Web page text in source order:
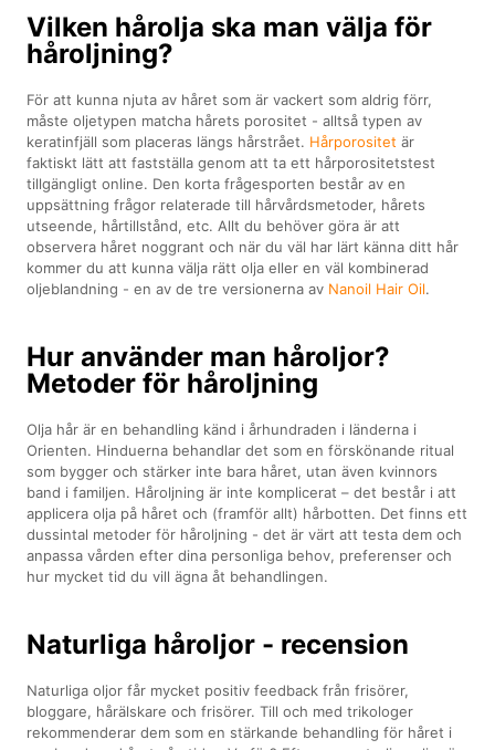
Vilken hårolja ska man välja för
håroljning?
För att kunna njuta av håret som är vackert som aldrig förr,
måste oljetypen matcha hårets porositet - alltså typen av
keratinfjäll som placeras längs hårstrået. Hårporositet är
faktiskt lätt att fastställa genom att ta ett hårporositetstest
tillgängligt online. Den korta frågesporten består av en
uppsättning frågor relaterade till hårvårdsmetoder, hårets
utseende, hårtillstånd, etc. Allt du behöver göra är att
observera håret noggrant och när du väl har lärt känna ditt hår
kommer du att kunna välja rätt olja eller en väl kombinerad
oljeblandning - en av de tre versionerna av Nanoil Hair Oil.
Hur använder man håroljor?
Metoder för håroljning
Olja hår är en behandling känd i århundraden i länderna i
Orienten. Hinduerna behandlar det som en förskönande ritual
som bygger och stärker inte bara håret, utan även kvinnors
band i familjen. Håroljning är inte komplicerat – det består i att
applicera olja på håret och (framför allt) hårbotten. Det finns ett
dussintal metoder för håroljning - det är värt att testa dem och
anpassa vården efter dina personliga behov, preferenser och
hur mycket tid du vill ägna åt behandlingen.
Naturliga håroljor - recension
Naturliga oljor får mycket positiv feedback från frisörer,
bloggare, hårälskare och frisörer. Till och med trikologer
rekommenderar dem som en stärkande behandling för håret i